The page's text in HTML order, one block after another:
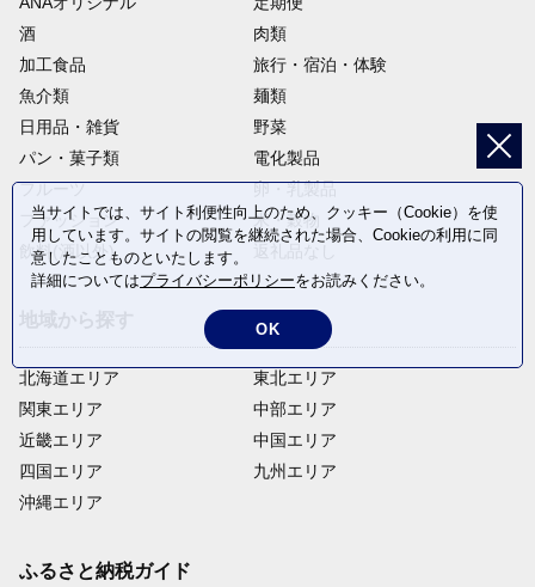
酒
肉類
加工食品
旅行・宿泊・体験
魚介類
麺類
日用品・雑貨
野菜
パン・菓子類
電化製品
フルーツ
卵・乳製品
ファッション
米・穀物
飲料(酒以外)
北海道エリア
関東エリア
近畿エリア
四国エリア
沖縄エリア
東北エリア
中部エリア
中国エリア
九州エリア
ふるさと納税ガイド
当サイトでは、サイト利便性向上のため、クッキー（Cookie）を使
用しています。サイトの閲覧を継続された場合、Cookieの利用に同
意したことものといたします。
詳細についてはプライバシーポリシーをお読みください。
OK